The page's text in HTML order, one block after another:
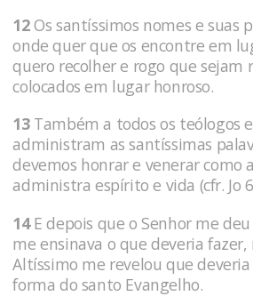
12Os santíssimos nomes e suas
onde quer que os encontre em
quero recolher e rogo que sejam
colocados em lugar honroso.
13Também a todos os teólogos
administram as santíssimas
devemos honrar e venerar como
administra espírito e vida (cfr. Jo
14E depois que o Senhor me
me ensinava o que deveria
Altíssimo me revelou que
forma do santo Evangelho.